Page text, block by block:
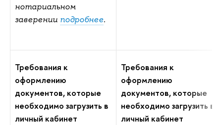
нотариальном
заверении подробнее.
Требования к
оформлению
документов, которые
необходимо загрузить в
личный кабинет
Требования к
оформлению
документов, которые
необходимо загрузить в
личный кабинет